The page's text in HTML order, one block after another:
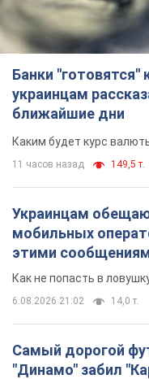
Банки "готовятся"
украинцам
ближайшие дни
Каким будет курс
11 часов назад 149,5 т.
Украинцам
мобильных
этими
Как не попасть в
6.08.2026 21:02 14,0 т.
Самый дорогой
"Динамо" забил